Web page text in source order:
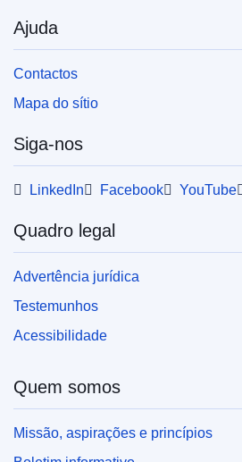
Ajuda
Contactos
Mapa do sítio
Siga-nos
LinkedIn Facebook YouTube
Quadro legal
Advertência jurídica
Testemunhos
Acessibilidade
Quem somos
Missão, aspirações e princípios